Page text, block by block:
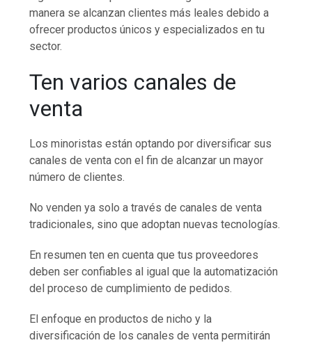
manera se alcanzan clientes más leales debido a
ofrecer productos únicos y especializados en tu
sector.
Ten varios canales de
venta
Los minoristas están optando por diversificar sus
canales de venta con el fin de alcanzar un mayor
número de clientes.
No venden ya solo a través de canales de venta
tradicionales, sino que adoptan nuevas tecnologías.
En resumen ten en cuenta que tus proveedores
deben ser confiables al igual que la automatización
del proceso de cumplimiento de pedidos.
El enfoque en productos de nicho y la
diversificación de los canales de venta permitirán